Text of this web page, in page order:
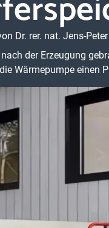
Dr. rer. nat. Jens-
der Erzeugung
Wärmepumpe